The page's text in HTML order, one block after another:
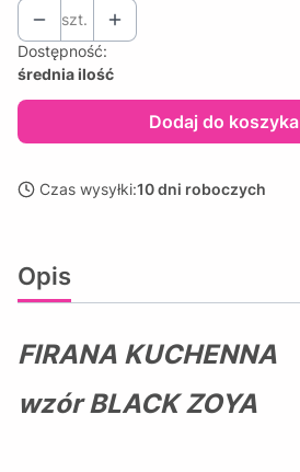
szt.
Dostępność:
średnia ilość
Dodaj do koszyka
Czas wysyłki:10 dni roboczych
Opis
FIRANA KUCHENNA
wzór BLACK ZOYA